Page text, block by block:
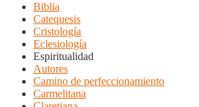
Biblia
Catequesis
Cristología
Eclesiología
Espiritualidad
Autores
Camino de perfeccionamiento
Carmelitana